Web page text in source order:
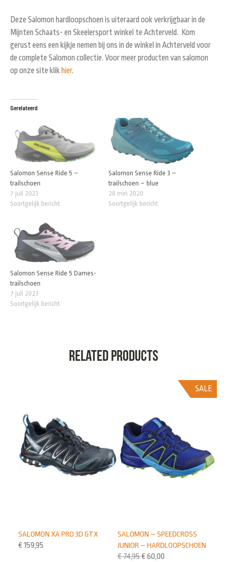
Deze Salomon hardloopschoen is uiteraard ook verkrijgbaar in de
Mijnten Schaats- en Skeelersport winkel te Achterveld. Kom
gerust eens een kijkje nemen bij ons in de winkel in Achterveld voor
de complete Salomon collectie. Voor meer producten van salomon
op onze site klik hier.
Gerelateerd
Salomon Sense Ride 5 –
trailschoen
7 juli 2023
Soortgelijk bericht
Salomon Sense Ride 3 –
trailschoen – blue
28 mei 2020
Soortgelijk bericht
Salomon Sense Ride 5 Dames-
trailschoen
7 juli 2023
Soortgelijk bericht
Related products
SALE
SALOMON – SPEEDCROSS
JUNIOR – HARDLOOPSCHOEN
€74,95€ 60,00
SALOMON XA PRO 3D GTX
€ 159,95